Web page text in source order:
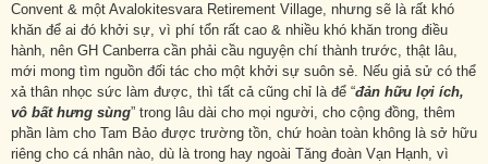
Convent & một Avalokitesvara Retirement Village, nhưng sẽ là rất khó
khăn để ai đó khởi sự, vì phí tổn rất cao & nhiều khó khăn trong điều
hành, nên GH Canberra cần phải cầu nguyện chí thành trước, thật lâu,
mới mong tìm nguồn đối tác cho một khởi sự suôn sẻ. Nếu giả sử có thể
xả thân nhọc sức làm được, thì tất cả cũng chỉ là để “đản hữu lợi ích,
vô bất hưng sùng” trong lâu dài cho mọi người, cho cộng đồng, thêm
phần làm cho Tam Bảo được trường tồn, chứ hoàn toàn không là sở hữu
riêng cho cá nhân nào, dù là trong hay ngoài Tăng đoàn Vạn Hạnh, vì